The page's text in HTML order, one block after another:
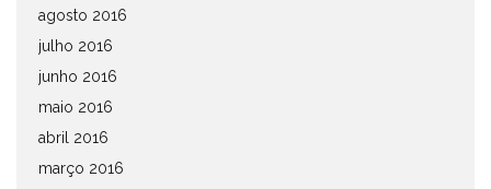
agosto 2016
julho 2016
junho 2016
maio 2016
abril 2016
março 2016